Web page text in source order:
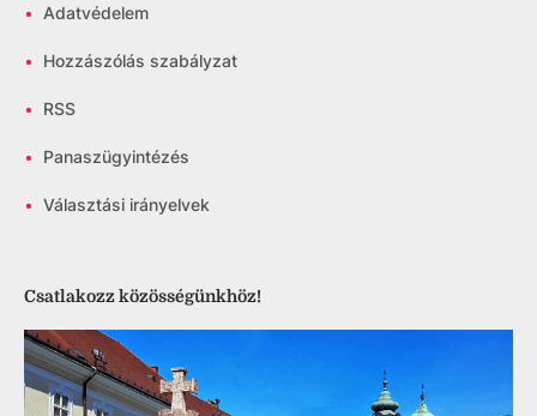
• Adatvédelem
• Hozzászólás szabályzat
• RSS
• Panaszügyintézés
• Választási irányelvek
Csatlakozz közösségünkhöz!